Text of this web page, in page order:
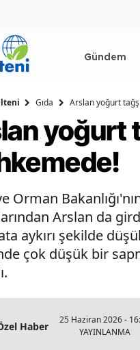
Gündem
Gıda Arslan yoğurt
yoğurt
Orman
Arslan da
aykırı şekilde
çok düşük bir
Haber
25 Haziran 2026 -
YAYINLANMA